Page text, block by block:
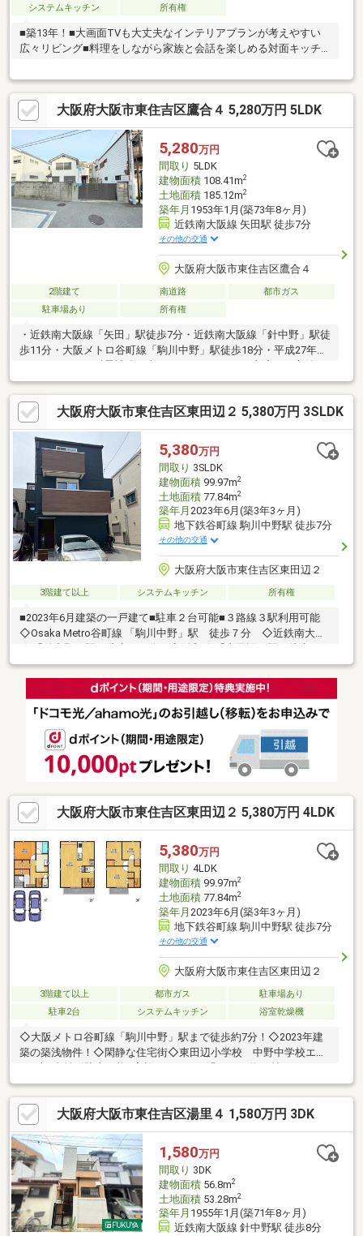
システムキッチン 所有権
■築13年！■大画面TVも大丈夫なインテリアプランが考えやすい
広々リビング■料理をしながら家族と会話を楽しめる対面キッチ
大阪府大阪市東住吉区鷹合４ 5,280万円 5LDK
5,280万円
間取り 5LDK
建物面積108.41m2
土地面積185.12m2
築年月 1953年1月(築73年8ヶ月)
近鉄南大阪線 矢田駅 徒歩7分
その他の交通
大阪府大阪市東住吉区鷹合４
2階建て 南道路
都市ガス
駐車場あり
所有権
・近鉄南大阪線「矢田」駅徒歩7分・近鉄南大阪線「針中野」駅徒
歩11分・大阪メトロ谷町線「駒川中野」駅徒歩18分・平成27年に
パナホームにて耐震補強工事およびリフォーム工事済み・庭付
中古戸建・大阪市内でありながら、どこか落ち着いた空気が流れ
る東住吉区鷹合。本物件は、毎日のお買い物に便利な「駒川商店
街」が徒歩圏内という、主婦（主夫）に嬉しい立地です。
大阪府大阪市東住吉区東田辺２ 5,380万円 3SLDK
5,380万円
間取り 3SLDK
建物面積99.97m2
土地面積77.84m2
築年月 2023年6月(築3年3ヶ月)
地下鉄谷町線 駒川中野駅 徒歩7分
その他の交通
大阪府大阪市東住吉区東田辺２
3階建て以上 システムキッチン 所有権
■2023年6月建築の一戸建て■駐車２台可能■３路線３駅利用可能
◇Osaka Metro谷町線 「駒川中野」駅 徒歩７分 ◇近鉄南大阪
分■物件の詳細及び内覧希望のお問い合わせにつきましては担当
までお願いいたします。
大阪府大阪市東住吉区東田辺２ 5,380万円 4LDK
5,380万円
間取り 4LDK
建物面積99.97m2
土地面積77.84m2
築年月 2023年6月(築3年3ヶ月)
地下鉄谷町線 駒川中野駅 徒歩7分
その他の交通
大阪府大阪市東住吉区東田辺２
3階建て以上 都市ガス
駐車場あり
駐車2台
システムキッチン 浴室乾燥機
◇大阪メトロ谷町線「駒川中野」駅まで徒歩約7分！◇2023年建
築の築浅物件！◇閑静な住宅街◇東田辺小学校 中野中学校エリ
ア■車2台並列駐車可能■家族でゆったり過ごせる約18帖のLDK！■
収納も豊富！■食洗機、浴室乾燥完備！■シューインクローゼット
があり玄関もスッキリ！～周辺環境～・スーパーまで徒歩約7分・
コンビニまで徒歩約3分・銀行まで徒歩約4分・郵便局まで徒歩約
3分・小学校まで徒歩約3分・保育園まで徒歩約3分・公園まで徒
歩約4分住宅ローンなどの資金計画もお気軽にご相談ください!!お
問合せお待ちしております!!
大阪府大阪市東住吉区湯里４ 1,580万円 3DK
1,580万円
間取り 3DK
建物面積56.8m2
土地面積53.28m2
築年月 1955年1月(築71年8ヶ月)
近鉄南大阪線 針中野駅 徒歩8分